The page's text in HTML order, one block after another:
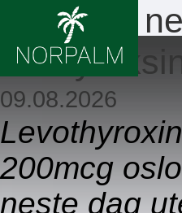
Levering
levotyroksin
09.08.2026
200mcg
neste dag